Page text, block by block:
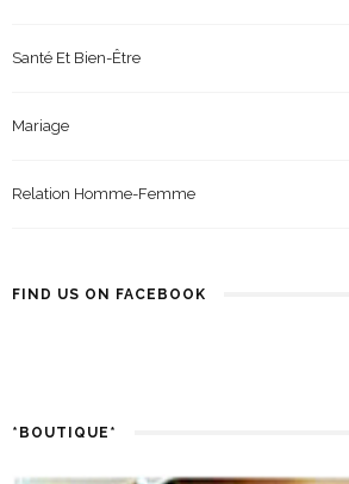
Santé Et Bien-Être
Mariage
Relation Homme-Femme
FIND US ON FACEBOOK
*BOUTIQUE*